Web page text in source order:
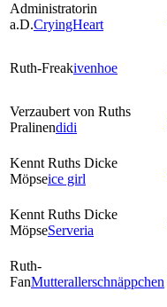
Administratorin
a.D.CryingHeart
Ruth-Freakivenhoe
Verzaubert von Ruths
Pralinendidi
Kennt Ruths Dicke
Möpseice girl
Kennt Ruths Dicke
MöpseServeria
Ruth-
FanMutterallerschnäppchen